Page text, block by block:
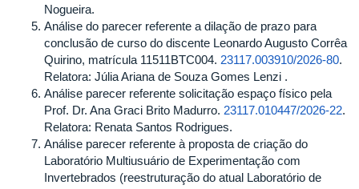
Nogueira.
Análise do parecer referente a dilação de prazo para
conclusão de curso do discente Leonardo Augusto Corrêa
Quirino, matrícula 11511BTC004. 23117.003910/2026-80.
Relatora: Júlia Ariana de Souza Gomes Lenzi .
Análise parecer referente solicitação espaço físico pela
Prof. Dr. Ana Graci Brito Madurro. 23117.010447/2026-22.
Relatora: Renata Santos Rodrigues.
Análise parecer referente à proposta de criação do
Laboratório Multiusuário de Experimentação com
Invertebrados (reestruturação do atual Laboratório de